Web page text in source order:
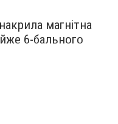
магнітна
6-бального